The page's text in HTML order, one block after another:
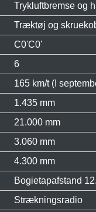
Trykluftbremse og
Træktøj og
C0'C0'
6
165 km/t (I
1.435 mm
21.000 mm
3.060 mm
4.300 mm
Bogietapafstand
Strækningsradio